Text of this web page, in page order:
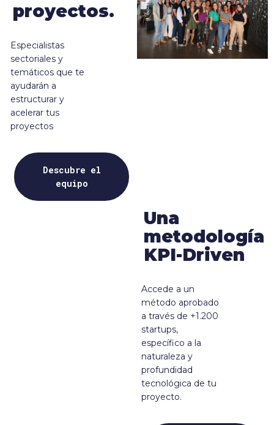
proyectos.
Especialistas
sectoriales y
temáticos que te
ayudarán a
estructurar y
acelerar tus
proyectos
Descubre el
equipo
Una
metodología
KPI-Driven
Accede a un
método aprobado
a través de +1.200
startups,
específico a la
naturaleza y
profundidad
tecnológica de tu
proyecto.